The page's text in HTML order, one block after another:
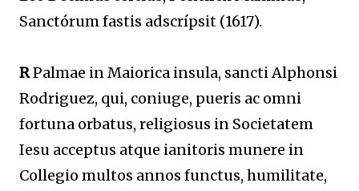
Sanctórum fastis adscrípsit (1617).
RPalmae in Maiorica insula, sancti Alphonsi
Rodriguez, qui, coniuge, pueris ac omni
fortuna orbatus, religiosus in Societatem
Iesu acceptus atque ianitoris munere in
Collegio multos annos functus, humilitate,